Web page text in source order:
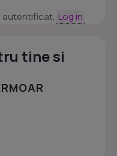
autentificat. Log in
tine si